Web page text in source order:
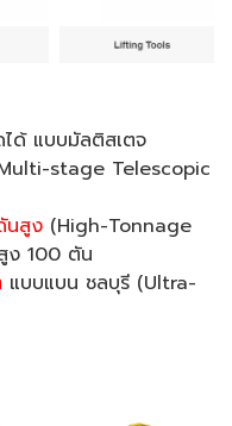
ด้ แบบมัลติสเตจ
stage Telescopic
นสูง (High-Tonnage
ง 100 ตัน
แบบแบน ชลบุรี (Ultra-